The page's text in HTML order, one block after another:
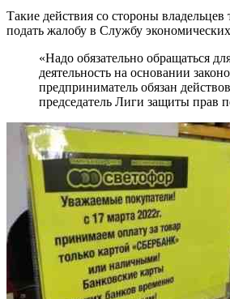
Такие действия со стороны
подать жалобу в Службу
«Надо обязательно обращаться
деятельность на основании
предприниматель обязан
председатель Лиги защиты прав